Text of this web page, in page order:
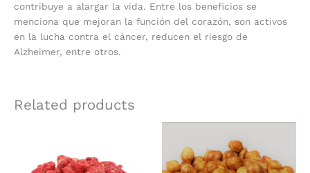
contribuye a alargar la vida. Entre los beneficios se
menciona que mejoran la función del corazón, son activos
en la lucha contra el cáncer, reducen el riesgo de
Alzheimer, entre otros.
Related products